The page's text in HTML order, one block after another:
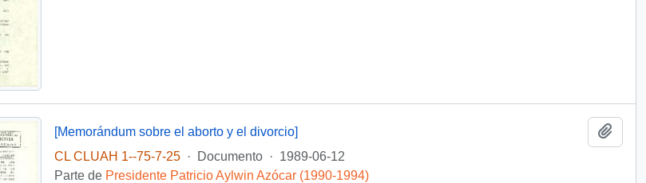
[Memorándum sobre el aborto y el divorcio]
CL CLUAH 1--75-7-25
· Documento · 1989-06-12
Parte de Presidente Patricio Aylwin Azócar (1990-1994)